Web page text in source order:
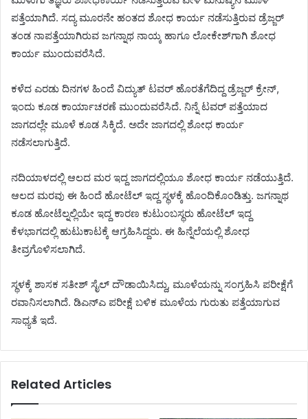
ಪತ್ತೆಯಾಗಿದೆ. ಸದ್ಯ ಮೂರನೇ ಹಂತದ ಶೋಧ ಕಾರ್ಯ ನಡೆಸುತ್ತಿರುವ ಡ್ರೆಜ್ಜರ್
ತಂಡ ನಾಪತ್ತೆಯಾಗಿರುವ ಜಗನ್ನಾಥ ನಾಯ್ಕ ಹಾಗೂ ಲೋಕೇಶ್‌ಗಾಗಿ ಶೋಧ
ಕಾರ್ಯ ಮುಂದುವರೆಸಿದೆ.
ಕಳೆದ ಎರಡು ದಿನಗಳ ಹಿಂದೆ ವಿದ್ಯುತ್ ಟವರ್ ಹೊರತೆಗೆದಿದ್ದ ಡ್ರೆಜ್ಜರ್ ಕ್ರೇನ್,
ಇಂದು ಕೂಡ ಕಾರ್ಯಾಚರಣೆ ಮುಂದುವರೆಸಿದೆ. ನಿನ್ನೆ ಟವರ್ ಪತ್ತೆಯಾದ
ಜಾಗದಲ್ಲೇ ಮೂಳೆ ಕೂಡ ಸಿಕ್ಕಿದೆ. ಅದೇ ಜಾಗದಲ್ಲಿ ಶೋಧ ಕಾರ್ಯ
ನಡೆಸಲಾಗುತ್ತಿದೆ.
ನದಿಯಾಳದಲ್ಲಿ ಆಲದ ಮರ ಇದ್ದ ಜಾಗದಲ್ಲಿಯೂ ಶೋಧ ಕಾರ್ಯ ನಡೆಯುತ್ತಿದೆ.
ಆಲದ ಮರವು ಈ ಹಿಂದೆ ಹೋಟೆಲ್ ಇದ್ದ ಸ್ಥಳಕ್ಕೆ ಹೊಂದಿಕೊಂಡಿತ್ತು. ಜಗನ್ನಾಥ
ಕೂಡ ಹೋಟೆಲ್ನಲ್ಲಿಯೇ ಇದ್ದ ಕಾರಣ ಕುಟುಂಬಸ್ಥರು ಹೋಟೆಲ್ ಇದ್ದ
ಕೆಳಭಾಗದಲ್ಲಿ ಹುಟುಕಾಟಕ್ಕೆ ಆಗ್ರಹಿಸಿದ್ದರು. ಈ ಹಿನ್ನೆಲೆಯಲ್ಲಿ ಶೋಧ
ತೀವ್ರಗೊಳಿಸಲಾಗಿದೆ.
ಸ್ಥಳಕ್ಕೆ ಶಾಸಕ ಸತೀಶ್ ಸೈಲ್ ದೌಡಾಯಿಸಿದ್ದು, ಮೂಳೆಯನ್ನು ಸಂಗ್ರಹಿಸಿ ಪರೀಕ್ಷೆಗೆ
ರವಾನಿಸಲಾಗಿದೆ. ಡಿಎನ್‌ಎ ಪರೀಕ್ಷೆ ಬಳಿಕ ಮೂಳೆಯ ಗುರುತು ಪತ್ತೆಯಾಗುವ
ಸಾಧ್ಯತೆ ಇದೆ.
Related Articles